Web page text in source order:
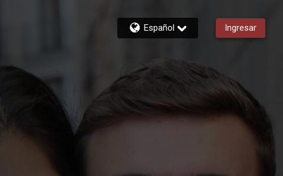
Español Ingresar